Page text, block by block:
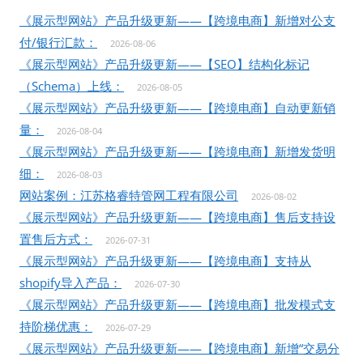
《展示型网站》产品升级更新——【跨境电商】新增对公支
付/银行汇款：
2026-08-06
《展示型网站》产品升级更新——【SEO】结构化标记
（Schema）上线：
2026-08-05
《展示型网站》产品升级更新——【跨境电商】自动更新销
量：
2026-08-04
《展示型网站》产品升级更新——【跨境电商】新增发货明
细：
2026-08-03
网站案例：江苏格睿特管网工程有限公司 2026-08-02
《展示型网站》产品升级更新——【跨境电商】售后支持设
置售后方式：
2026-07-31
《展示型网站》产品升级更新——【跨境电商】支持从
shopify导入产品：
2026-07-30
《展示型网站》产品升级更新——【跨境电商】批发模式支
持阶梯优惠：
2026-07-29
《展示型网站》产品升级更新——【跨境电商】新增“交易分